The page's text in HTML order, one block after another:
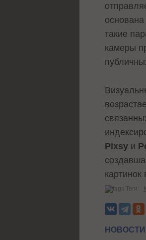
такие
камеры
Pixsy и
Теги: